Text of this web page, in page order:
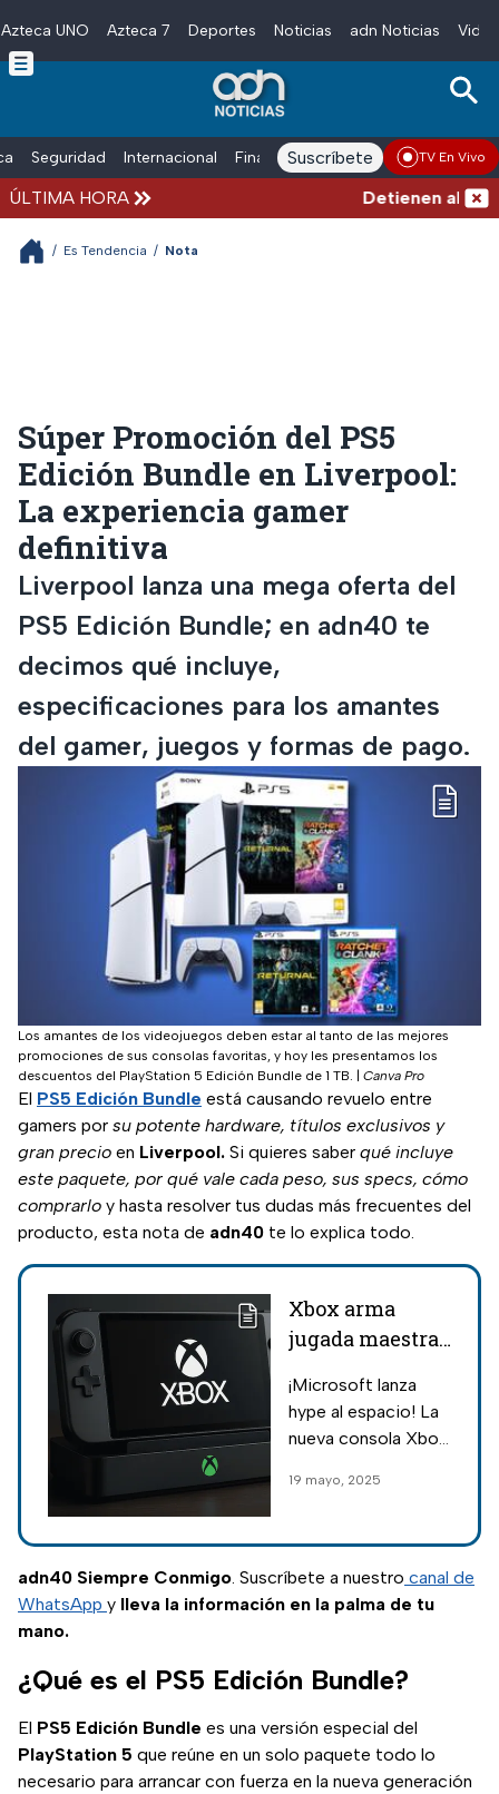
Skip to main content
Azteca UNO Azteca 7 Deportes Noticias adn Noticias
Seguridad Internacional Finanzas adn Noticias Radio
Suscríbete TV En Vivo
ÚLTIMA HORA Detienen al
/ Es Tendencia / Nota
Súper Promoción del PS5
Edición Bundle en Liverpool:
La experiencia gamer
definitiva
Liverpool lanza una mega oferta del
PS5 Edición Bundle; en adn40 te
decimos qué incluye,
especificaciones para los amantes
del gamer, juegos y formas de pago.
Los amantes de los videojuegos deben estar al tanto de las mejores
promociones de sus consolas favoritas, y hoy les presentamos los
descuentos del PlayStation 5 Edición Bundle de 1 TB.
Canva Pro
El PS5 Edición Bundle está causando revuelo entre
gamers por su potente hardware, títulos exclusivos y
gran precio en Liverpool. Si quieres saber qué incluye
este paquete, por qué vale cada peso, sus specs, cómo
comprarlo y hasta resolver tus dudas más frecuentes del
producto, esta nota de adn40 te lo explica todo.
Xbox arma
jugada maestra
consola portátil
para 2027
¡Microsoft lanza
hype al espacio! La
nueva consola Xbox
arrasar el mundo del
Game Pass y
potencia brutal.
Entérate en adn40.
19 mayo, 2025
adn40 Siempre Conmigo. Suscríbete a nuestro canal de
WhatsApp y lleva la información en la palma de tu
mano.
¿Qué es el PS5 Edición Bundle?
El PS5 Edición Bundle es una versión especial del
PlayStation 5 que reúne en un solo paquete todo lo
necesario para arrancar con fuerza en la nueva generación